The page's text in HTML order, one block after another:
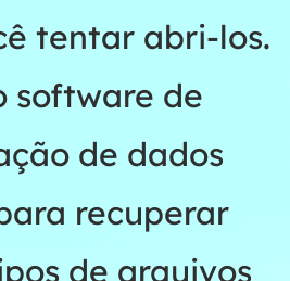
tentar abri-los.
software de
de dados
recuperar
de arquivos